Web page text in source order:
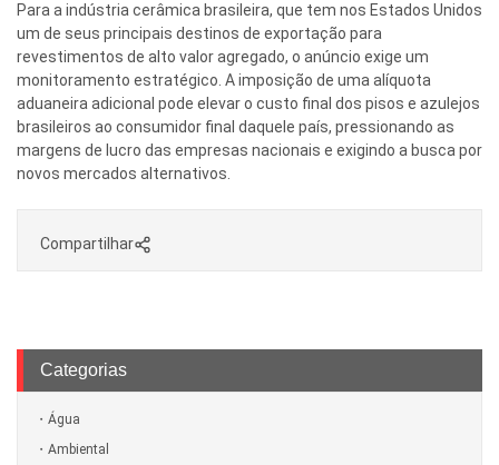
Para a indústria cerâmica brasileira, que tem nos Estados Unidos
um de seus principais destinos de exportação para
revestimentos de alto valor agregado, o anúncio exige um
monitoramento estratégico. A imposição de uma alíquota
aduaneira adicional pode elevar o custo final dos pisos e azulejos
brasileiros ao consumidor final daquele país, pressionando as
margens de lucro das empresas nacionais e exigindo a busca por
novos mercados alternativos.
Compartilhar
Categorias
Água
Ambiental